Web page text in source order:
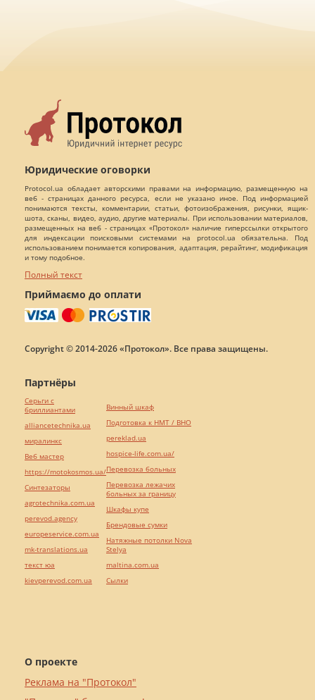
Юридические оговорки
Protocol.ua обладает авторскими правами на информацию, размещенную на
веб - страницах данного ресурса, если не указано иное. Под информацией
понимаются тексты, комментарии, статьи, фотоизображения, рисунки, ящик-
шота, сканы, видео, аудио, другие материалы. При использовании материалов,
размещенных на веб - страницах «Протокол» наличие гиперссылки открытого
для индексации поисковыми системами на protocol.ua обязательна. Под
использованием понимается копирования, адаптация, рерайтинг, модификация
и тому подобное.
Полный текст
Приймаємо до оплати
Copyright © 2014-2026 «Протокол». Все права защищены.
О проекте
Реклама на "Протокол"
Партнёры
Серьги с
бриллиантами
alliancetechnika.ua
миралинкс
Веб мастер
https://motokosmos.ua/
Синтезаторы
agrotechnika.com.ua
perevod.agency
europeservice.com.ua
mk-translations.ua
текст юа
kievperevod.com.ua
Винный шкаф
Подготовка к НМТ / ВНО
pereklad.ua
hospice-life.com.ua/
Перевозка больных
Перевозка лежачих
больных за границу
Шкафы купе
Брендовые сумки
Натяжные потолки Nova
Stelya
maltina.com.ua
Cылки